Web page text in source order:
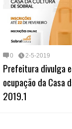
0 2-5-2019
Prefeitura divulga
ocupação da Casa
2019.1